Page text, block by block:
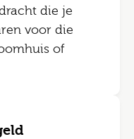
die je
voor die
of